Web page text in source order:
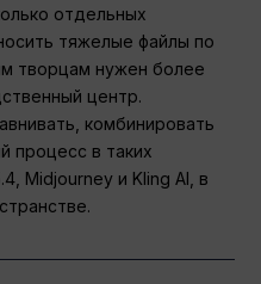
отдельных
тяжелые файлы по
творцам нужен более
центр.
комбинировать
процесс в таких
Midjourney и Kling AI, в